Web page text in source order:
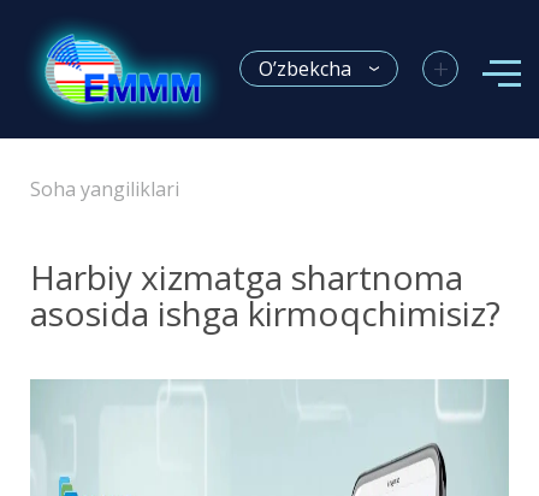
O’zbekcha +
Soha yangiliklari
Harbiy xizmatga shartnoma
asosida ishga kirmoqchimisiz?